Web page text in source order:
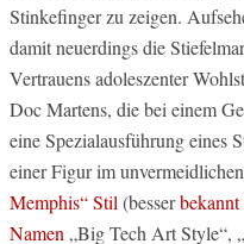
Stinkefinger zu zeigen.
damit neuerdings die
Vertrauens adoleszenter
Doc Martens, die bei einem
eine Spezialausführung eines
einer Figur im unvermeidlichen
Memphis“ Stil (besserbekannt
Namen „Big Tech Art Style“,